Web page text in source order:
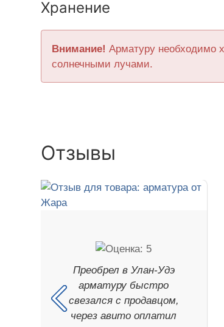
Хранение
Внимание! Арматуру необходимо
солнечными лучами.
Отзывы
Преобрел в Улан-Удэ
арматуру быстро
свезался с продавцом,
через авито оплатил